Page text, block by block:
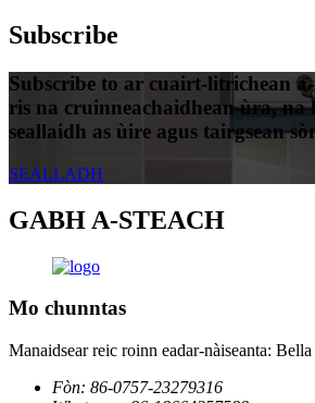
Subscribe
Subscribe to ar cuairt-litrichean
ris na cruinneachaidhean ùra, na
seallaidh as ùire agus tairgsean
SEALLADH
GABH A-STEACH
Mo chunntas
Manaidsear reic roinn eadar-nàiseanta:
Fòn: 86-0757-23279316